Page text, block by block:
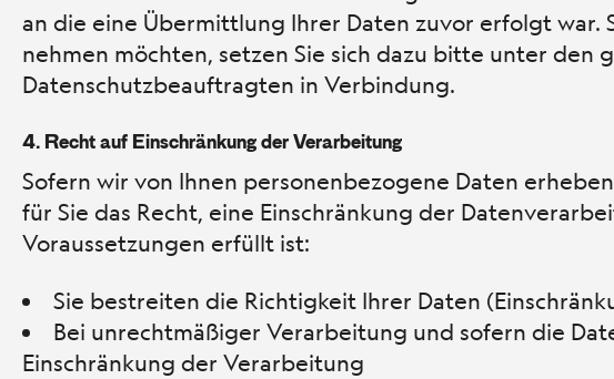
an die eine Übermittlung Ihrer Daten zuvor erfolgt war.
nehmen möchten, setzen Sie sich dazu bitte unter den
Datenschutzbeauftragten in Verbindung.
4. Recht auf Einschränkung der Verarbeitung
Sofern wir von Ihnen personenbezogene Daten
für Sie das Recht, eine Einschränkung der
Voraussetzungen erfüllt ist:
Sie bestreiten die Richtigkeit Ihrer Daten
Bei unrechtmäßiger Verarbeitung und sofern die
Einschränkung der Verarbeitung